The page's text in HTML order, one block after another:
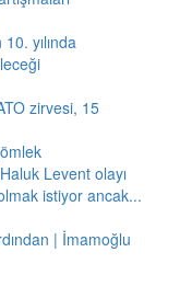
yılında
zirvesi, 15
Levent olayı
istiyor ancak...
| İmamoğlu